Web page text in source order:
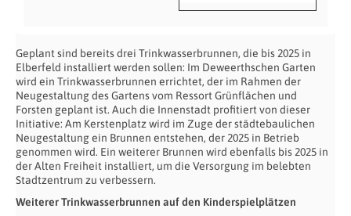
Geplant sind bereits drei Trinkwasserbrunnen, die bis 2025 in
Elberfeld installiert werden sollen: Im Deweerthschen Garten
wird ein Trinkwasserbrunnen errichtet, der im Rahmen der
Neugestaltung des Gartens vom Ressort Grünflächen und
Forsten geplant ist. Auch die Innenstadt profitiert von dieser
Initiative: Am Kerstenplatz wird im Zuge der städtebaulichen
Neugestaltung ein Brunnen entstehen, der 2025 in Betrieb
genommen wird. Ein weiterer Brunnen wird ebenfalls bis 2025 in
der Alten Freiheit installiert, um die Versorgung im belebten
Stadtzentrum zu verbessern.
Weiterer Trinkwasserbrunnen auf den Kinderspielplätzen